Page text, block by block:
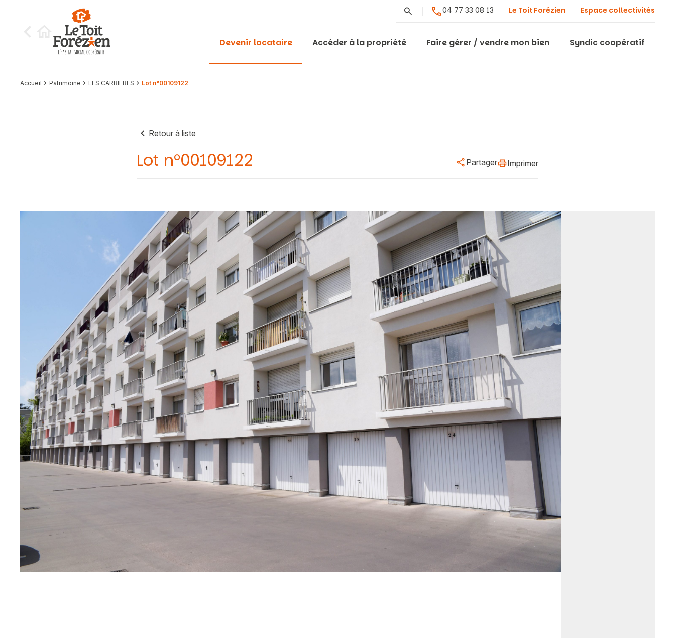
Rechercher04 77 33 08 13 Le Toit Forézien Espace collectivités
Devenir locataire Accéder à la propriété Faire gérer / vendre mon bien Syndic coopératif
Accueil Patrimoine LES CARRIERES Lot n°00109122
Retour à liste
Lot n°00109122 Partager Imprimer